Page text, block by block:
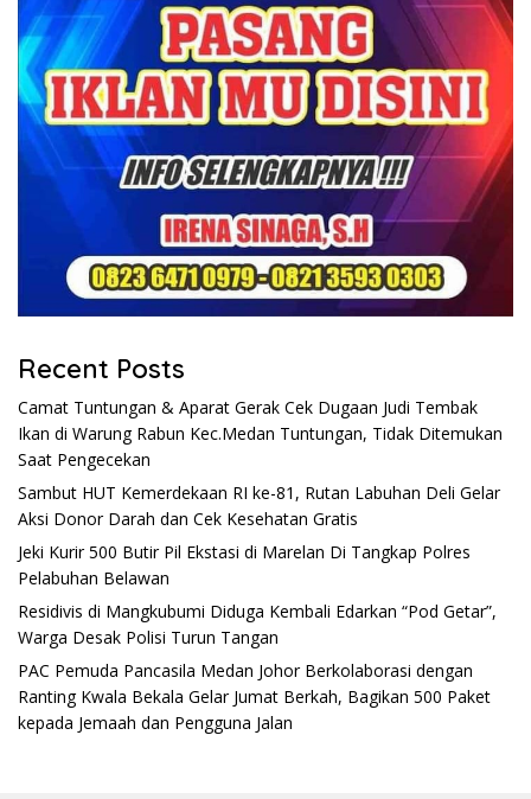
Recent Posts
Camat Tuntungan & Aparat Gerak Cek Dugaan Judi Tembak
Ikan di Warung Rabun Kec.Medan Tuntungan, Tidak Ditemukan
Saat Pengecekan
Sambut HUT Kemerdekaan RI ke-81, Rutan Labuhan Deli Gelar
Aksi Donor Darah dan Cek Kesehatan Gratis
Jeki Kurir 500 Butir Pil Ekstasi di Marelan Di Tangkap Polres
Pelabuhan Belawan
Residivis di Mangkubumi Diduga Kembali Edarkan “Pod Getar”,
Warga Desak Polisi Turun Tangan
PAC Pemuda Pancasila Medan Johor Berkolaborasi dengan
Ranting Kwala Bekala Gelar Jumat Berkah, Bagikan 500 Paket
kepada Jemaah dan Pengguna Jalan